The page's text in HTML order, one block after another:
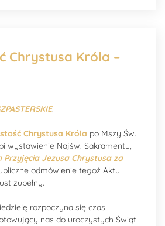
Chrystusa Króla –
:
Chrystusa Króla po Mszy Św.
wystawienie Najśw. Sakramentu,
Przyjęcia Jezusa Chrystusa za
odmówienie tegoż Aktu
zupełny.
rozpoczyna się czas
nas do uroczystych Świąt